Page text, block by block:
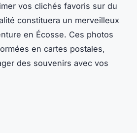
vos clichés favoris sur du
constituera un merveilleux
en Écosse. Ces photos
en cartes postales,
des souvenirs avec vos